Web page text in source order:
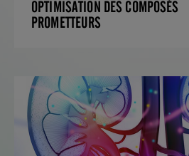
OPTIMISATION DES COMPOSÉS
PROMETTEURS